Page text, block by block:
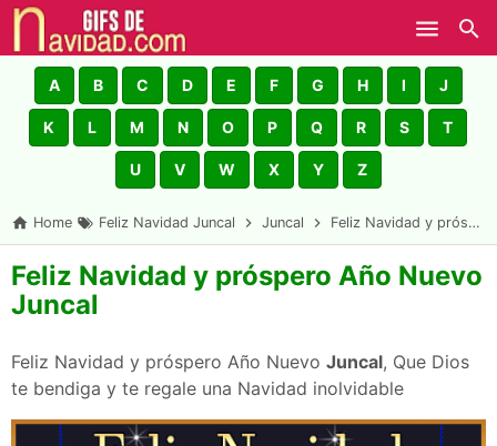
Skip to main content
A B C D E F G H I J
K L M N O P Q R S T
U V W X Y Z
Home Feliz Navidad Juncal Juncal Feliz Navidad y próspero Año Nuevo Juncal
Feliz Navidad y próspero Año Nuevo
Juncal
Feliz Navidad y próspero Año Nuevo Juncal, Que Dios
te bendiga y te regale una Navidad inolvidable